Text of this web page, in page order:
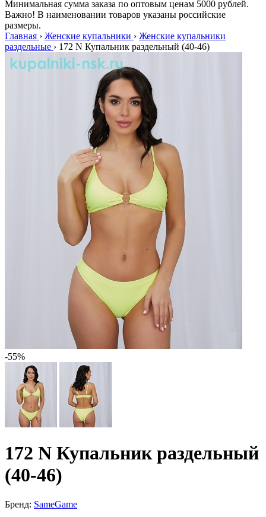
Минимальная сумма заказа по оптовым ценам 5000 рублей.
Важно! В наименовании товаров указаны российские
размеры.
Главная › Женские купальники › Женские купальники
раздельные › 172 N Купальник раздельный (40-46)
-55%
172 N Купальник раздельный
(40-46)
Бренд: SameGame